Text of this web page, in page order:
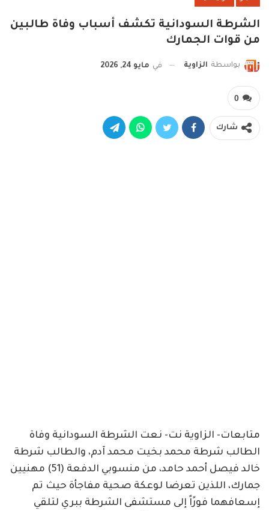
الشرطة السودانية تكشف أسباب وفاة طالبين
من قوات الجمارك
بواسطة الزاوية في مايو 24, 2026
0
شارك
متابعات- الزاوية نت- نعت الشرطة السودانية وفاة
الطالب شرطة محمد بخيت محمد آدم، والطالب شرطة
خالد فيصل أحمد حامد، من منسوبي الدفعة (51) مهنيين
جمارك، اللذين تعرضا لوعكة صحية مفاجأة حيث تم
إسعافهما فورًاً إلى مستشفى الشرطة ببري لتلقي